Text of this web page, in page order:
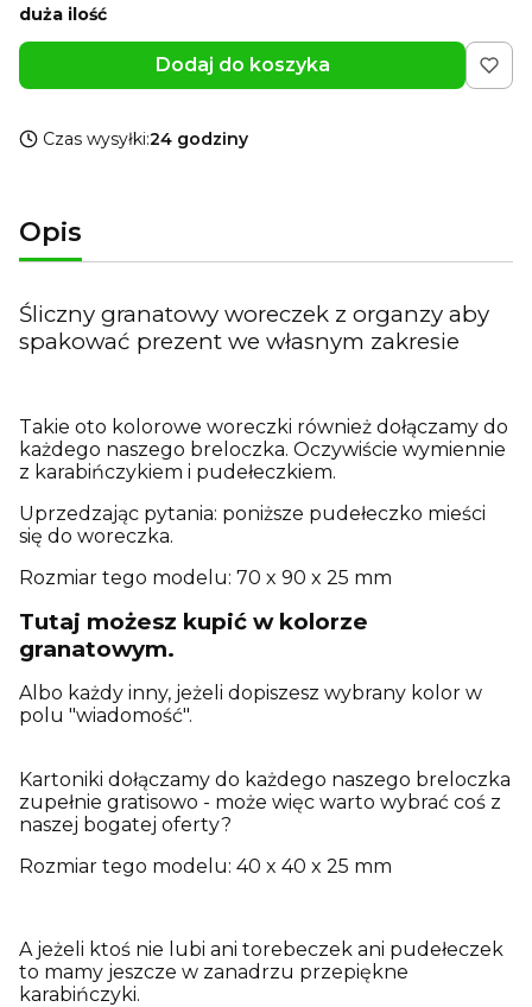
duża ilość
Dodaj do koszyka
Czas wysyłki:24 godziny
Opis
Śliczny granatowy woreczek z organzy aby
spakować prezent we własnym zakresie
Takie oto kolorowe woreczki również dołączamy do
każdego naszego breloczka. Oczywiście wymiennie
z karabińczykiem i pudełeczkiem.
Uprzedzając pytania: poniższe pudełeczko mieści
się do woreczka.
Rozmiar tego modelu: 70 x 90 x 25 mm
Tutaj możesz kupić w kolorze
granatowym.
Albo każdy inny, jeżeli dopiszesz wybrany kolor w
polu "wiadomość".
Kartoniki dołączamy do każdego naszego breloczka
zupełnie gratisowo - może więc warto wybrać coś z
naszej bogatej oferty?
Rozmiar tego modelu: 40 x 40 x 25 mm
A jeżeli ktoś nie lubi ani torebeczek ani pudełeczek
to mamy jeszcze w zanadrzu przepiękne
karabińczyki.